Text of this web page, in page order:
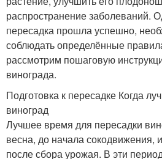
распространение заболеваний.
пересадка прошла успешно,
соблюдать определённые
рассмотрим пошаговую
винограда.
Подготовка к пересадке Когда
виноград
Лучшее время для пересадки
весна, до начала сокодвижения,
после сбора урожая. В эти